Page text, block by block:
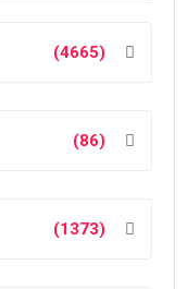
(4665)
(86)
(1373)